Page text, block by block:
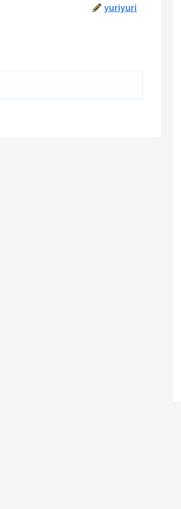
yuriyuri